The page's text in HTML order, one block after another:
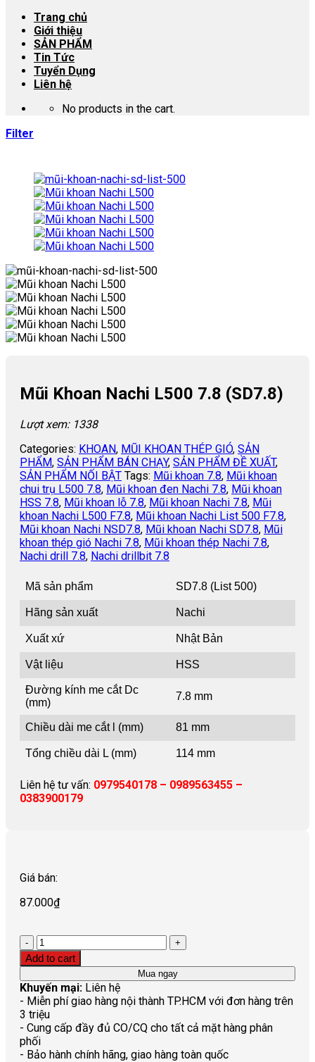
Trang chủ
Giới thiệu
SẢN PHẨM
Tin Tức
Tuyển Dụng
Liên hệ
No products in the cart.
Filter
Mũi Khoan Nachi L500 7.8 (SD7.8)
Lượt xem: 1338
Categories: KHOAN, MŨI KHOAN THÉP GIÓ, SẢN
PHẨM, SẢN PHẨM BÁN CHẠY, SẢN PHẨM ĐỀ XUẤT,
SẢN PHẨM NỐI BẬT Tags: Mũi khoan 7.8, Mũi khoan
chui trụ L500 7.8, Mũi khoan đen Nachi 7.8, Mũi khoan
HSS 7.8, Mũi khoan lỗ 7.8, Mũi khoan Nachi 7.8, Mũi
khoan Nachi L500 F7.8, Mũi khoan Nachi List 500 F7.8,
Mũi khoan Nachi NSD7.8, Mũi khoan Nachi SD7.8, Mũi
khoan thép gió Nachi 7.8, Mũi khoan thép Nachi 7.8,
Nachi drill 7.8, Nachi drillbit 7.8
Mã sản phẩm SD7.8 (List 500)
Hãng sản xuất Nachi
Xuất xứ Nhật Bản
Vật liệu HSS
Đường kính me cắt Dc
(mm)
7.8 mm
Chiều dài me cắt l (mm) 81 mm
Tổng chiều dài L (mm) 114 mm
Liên hệ tư vấn: 0979540178 – 0989563455 –
0383900179
Giá bán:
87.000₫
Quantity
Add to cart
Mua ngay
Khuyến mại: Liên hệ
- Miễn phí giao hàng nội thành TP.HCM với đơn hàng trên
3 triệu
- Cung cấp đầy đủ CO/CQ cho tất cả mặt hàng phân
phối
- Bảo hành chính hãng, giao hàng toàn quốc